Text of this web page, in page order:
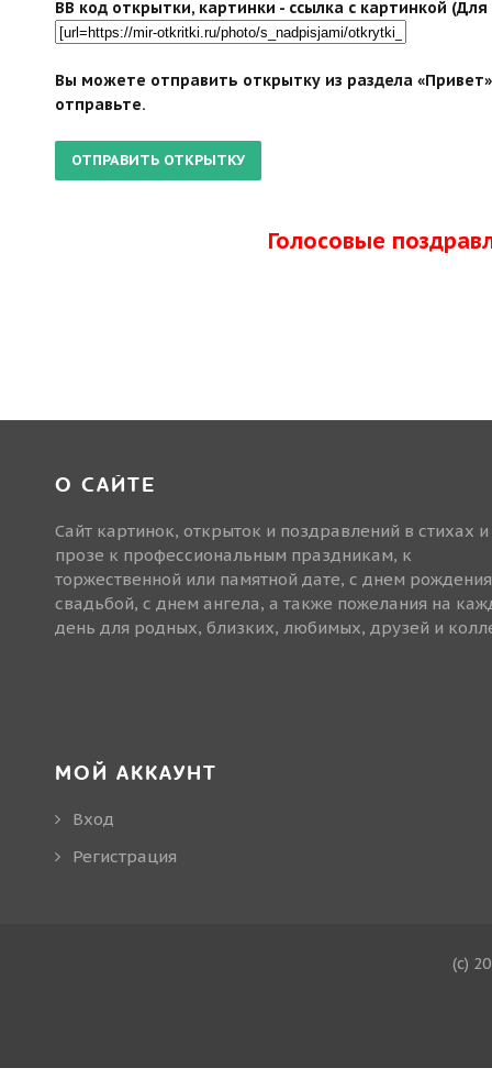
BB код открытки, картинки - ссылка с картинкой
Вы можете отправить открытку из раздела
отправьте.
Голосовые
О САЙТЕ
Сайт картинок, открыток и поздравлений в стихах и
прозе к профессиональным праздникам, к
торжественной или памятной дате, с днем
свадьбой, с днем ангела, а также пожелания на
день для родных, близких, любимых, друзей и
МОЙ АККАУНТ
Вход
Регистрация
(c)